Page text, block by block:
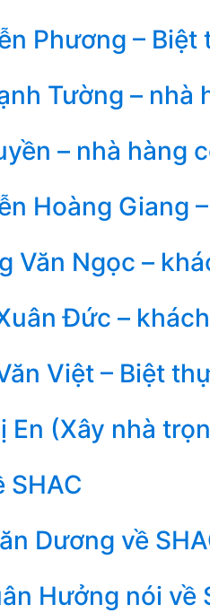
Phương –
Tường – nhà
– nhà hàng
Hoàng Giang
Văn Ngọc –
Đức –
Việt – Biệt
En (Xây nhà
SHAC
Dương về
Hưởng nói về